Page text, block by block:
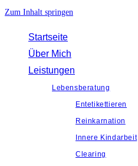
Zum Inhalt springen
Startseite
Über Mich
Leistungen
Lebensberatung
Entetikettieren
Reinkarnation
Innere Kindarbeit
Clearing